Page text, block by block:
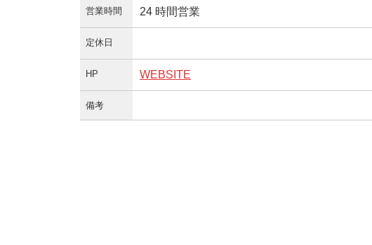
営業時間 24 時間営業
定休日
HP WEBSITE
備考